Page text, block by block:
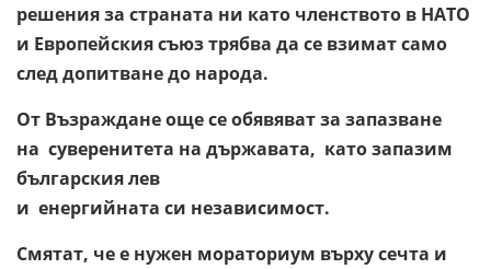
решения за страната ни като членството в НАТО
и Европейския съюз трябва да се взимат само
след допитване до народа.
От Възраждане още се обявяват за запазване
на суверенитета на държавата, като запазим
българския лев
и енергийната си независимост.
Смятат, че е нужен мораториум върху сечта и